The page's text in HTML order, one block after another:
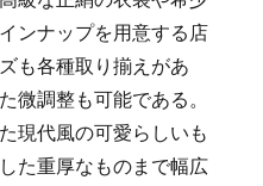
ンナップを用意する店
も各種取り揃えがあ
微調整も可能である。
現代風の可愛らしいも
た重厚なものまで幅広